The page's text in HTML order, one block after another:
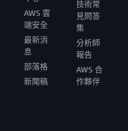
AWS 雲
端安全
最新消
息
部落格
新聞稿
技術常
見問答
集
分析師
報告
AWS 合
作夥伴